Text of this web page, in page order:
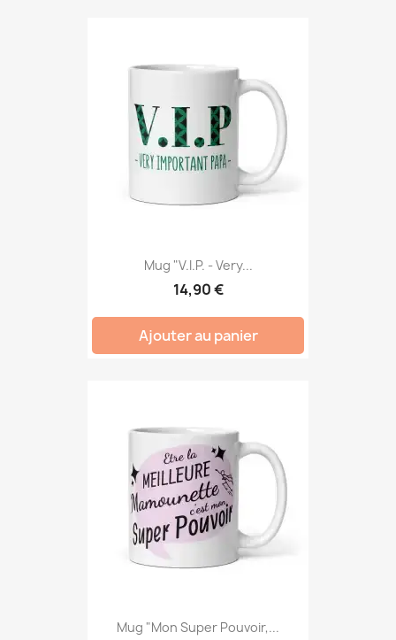
Mug "V.I.P. - Very...
14,90 €
Ajouter au panier
Mug "Mon Super Pouvoir,...